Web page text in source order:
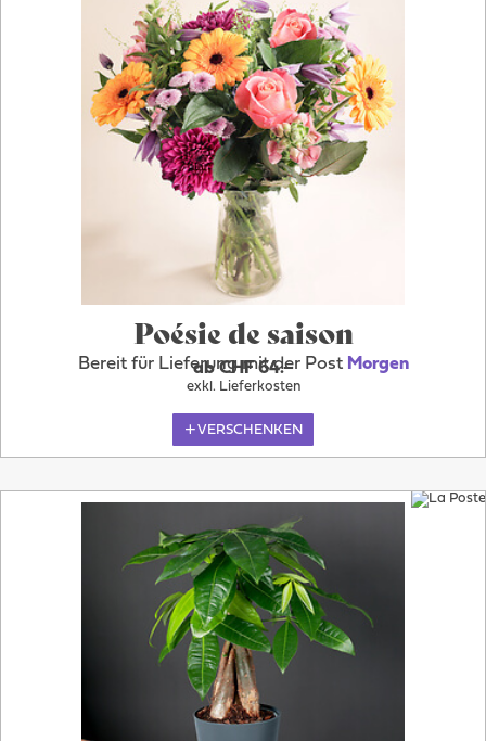
Poésie de saison
Bereit für Lieferung mit der Post Morgen
ab CHF 64.–
exkl. Lieferkosten
VERSCHENKEN